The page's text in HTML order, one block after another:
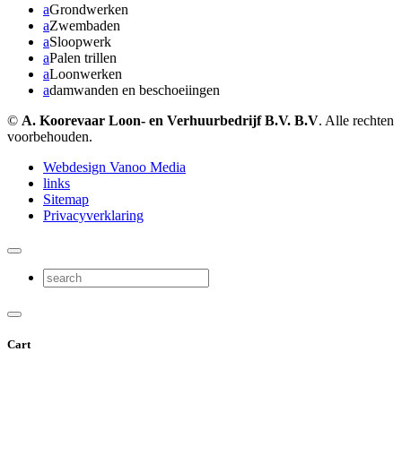
aGrondwerken
aZwembaden
aSloopwerk
aPalen trillen
aLoonwerken
adamwanden en beschoeiingen
© A. Koorevaar Loon- en Verhuurbedrijf B.V. B.V. Alle rechten
voorbehouden.
Webdesign Vanoo Media
links
Sitemap
Privacyverklaring
Cart